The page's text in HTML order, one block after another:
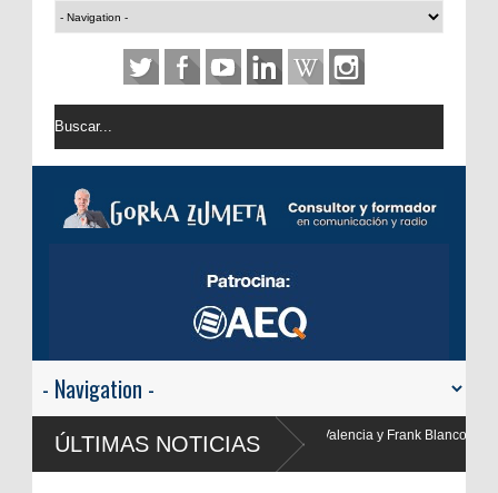
ÚLTIMAS NOTICIAS
y Frank Blanco regresan a